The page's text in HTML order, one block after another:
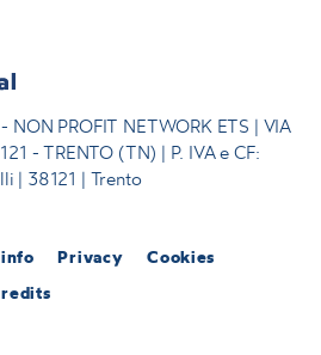
PROFIT NETWORK ETS | VIA
- TRENTO (TN) | P. IVA e CF:
| 38121 | Trento
Privacy
Cookies